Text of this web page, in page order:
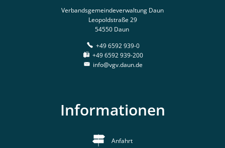
Verbandsgemeindeverwaltung Daun
Leopoldstraße 29
54550 Daun
+49 6592 939-0
+49 6592 939-200
info@vgv.daun.de
Informationen
Anfahrt